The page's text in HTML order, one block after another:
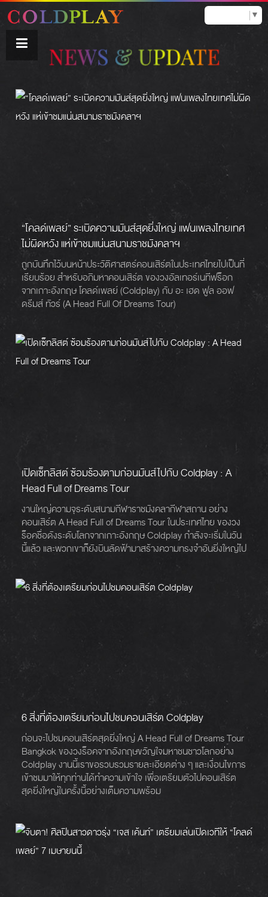
▼
“โคลด์เพลย์” ระเบิดความมันส์สุดยิ่งใหญ่ แฟนเพลงไทยเทศ
ไม่ผิดหวัง แห่เข้าชมแน่นสนามราชมังคลาฯ
ถูกบันทึกไว้บนหน้าประวัติศาสตร์คอนเสิร์ตในประเทศไทยไปเป็นที่
เรียบร้อย สำหรับอภิมหาคอนเสิร์ต ของวงอัลเทอร์เนทีฟร็อก
จากเกาะอังกฤษ โคลด์เพลย์ (Coldplay) กับ อะ เฮด ฟูล ออฟ
ดรีมส์ ทัวร์ (A Head Full Of Dreams Tour)
เปิดเซ็ทลิสต์ ซ้อมร้องตามก่อนมันส์ไปกับ Coldplay : A
Head Full of Dreams Tour
งานใหญ่ความจุระดับสนามกีฬาราชมังคลากีฬาสถาน อย่าง
คอนเสิร์ต A Head Full of Dreams Tour ในประเทศไทย ของวง
ร็อคชื่อดังระดับโลกจากเกาะอังกฤษ Coldplay กำลังจะเริ่มในวัน
นี้แล้ว และพวกเขาก็ยังบินลัดฟ้ามาสร้างความทรงจำอันยิ่งใหญ่ไป
6 สิ่งที่ต้องเตรียมก่อนไปชมคอนเสิร์ต Coldplay
ก่อนจะไปชมคอนเสิร์ตสุดยิ่งใหญ่ A Head Full of Dreams Tour
Bangkok ของวงร็อคจากอังกฤษขวัญใจมหาชนชาวโลกอย่าง
Coldplay งานนี้เราขอรวบรวมรายละเอียดต่าง ๆ และเงื่อนไขการ
เข้าชมมาให้ทุกท่านได้ทำความเข้าใจ เพื่อเตรียมตัวไปคอนเสิร์ต
สุดยิ่งใหญ่ในครั้งนี้อย่างเต็มความพร้อม